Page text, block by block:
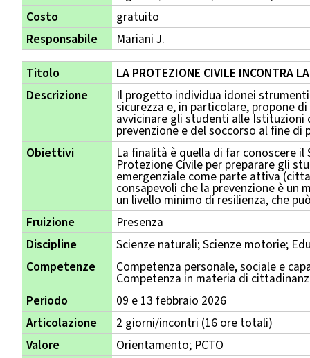
Costo
gratuito
Responsabile
Mariani J.
Titolo
LA PROTEZIONE CIVILE INCONTRA
Descrizione
Il progetto individua idonei
sicurezza e, in particolare, propone
avvicinare gli studenti alle
prevenzione e del soccorso al fine
Obiettivi
La finalità è quella di far conoscere
Protezione Civile per preparare gli
emergenziale come parte attiva
consapevoli che la prevenzione è
un livello minimo di resilienza, che
Fruizione
Presenza
Discipline
Scienze naturali; Scienze motorie;
Competenze
Competenza personale, sociale e
Competenza in materia di
Periodo
09 e 13 febbraio 2026
Articolazione
2 giorni/incontri (16 ore totali)
Valore
Orientamento; PCTO